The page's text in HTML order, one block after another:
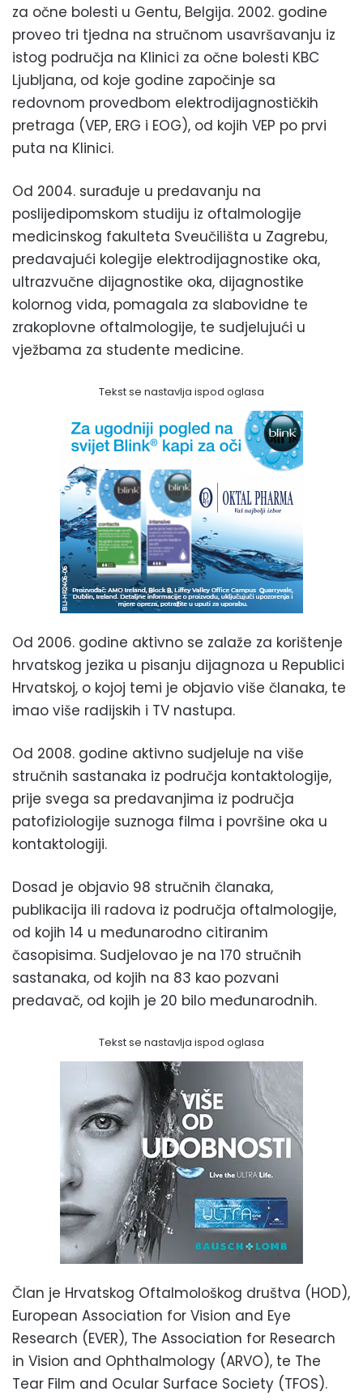
za očne bolesti u Gentu, Belgija. 2002. godine
proveo tri tjedna na stručnom usavršavanju iz
istog područja na Klinici za očne bolesti KBC
Ljubljana, od koje godine započinje sa
redovnom provedbom elektrodijagnostičkih
pretraga (VEP, ERG i EOG), od kojih VEP po prvi
puta na Klinici.
Od 2004. surađuje u predavanju na
poslijedipomskom studiju iz oftalmologije
medicinskog fakulteta Sveučilišta u Zagrebu,
predavajući kolegije elektrodijagnostike oka,
ultrazvučne dijagnostike oka, dijagnostike
kolornog vida, pomagala za slabovidne te
zrakoplovne oftalmologije, te sudjelujući u
vježbama za studente medicine.
Tekst se nastavlja ispod oglasa
Od 2006. godine aktivno se zalaže za korištenje
hrvatskog jezika u pisanju dijagnoza u Republici
Hrvatskoj, o kojoj temi je objavio više članaka, te
imao više radijskih i TV nastupa.
Od 2008. godine aktivno sudjeluje na više
stručnih sastanaka iz područja kontaktologije,
prije svega sa predavanjima iz područja
patofiziologije suznoga filma i površine oka u
kontaktologiji.
Dosad je objavio 98 stručnih članaka,
publikacija ili radova iz područja oftalmologije,
od kojih 14 u međunarodno citiranim
časopisima. Sudjelovao je na 170 stručnih
sastanaka, od kojih na 83 kao pozvani
predavač, od kojih je 20 bilo međunarodnih.
Tekst se nastavlja ispod oglasa
Član je Hrvatskog Oftalmološkog društva (HOD),
European Association for Vision and Eye
Research (EVER), The Association for Research
in Vision and Ophthalmology (ARVO), te The
Tear Film and Ocular Surface Society (TFOS).